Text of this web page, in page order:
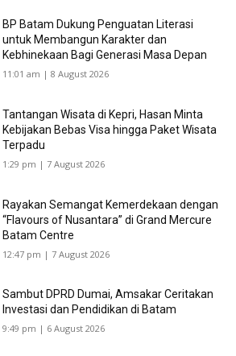
BP Batam Dukung Penguatan Literasi
untuk Membangun Karakter dan
Kebhinekaan Bagi Generasi Masa Depan
11:01 am | 8 August 2026
Tantangan Wisata di Kepri, Hasan Minta
Kebijakan Bebas Visa hingga Paket Wisata
Terpadu
1:29 pm | 7 August 2026
Rayakan Semangat Kemerdekaan dengan
“Flavours of Nusantara” di Grand Mercure
Batam Centre
12:47 pm | 7 August 2026
Sambut DPRD Dumai, Amsakar Ceritakan
Investasi dan Pendidikan di Batam
9:49 pm | 6 August 2026